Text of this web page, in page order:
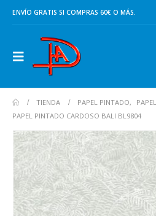
ENVÍO GRATIS SI COMPRAS 60€ O MÁS.
TIENDA PAPEL PINTADO,
PAPEL PINTADO CARDOSO BALI BL9804